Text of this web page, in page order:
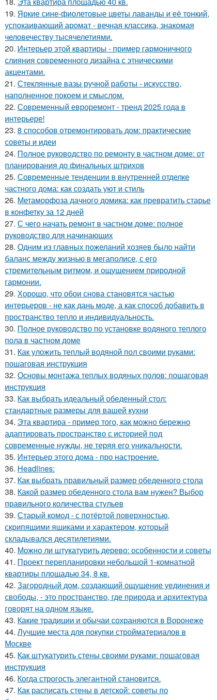
19. Яркие сине-фиолетовые цветы лаванды и её тонкий,
успокаивающий аромат - вечная классика, знакомая
человечеству тысячелетиями.
20. Интерьер этой квартиры - пример гармоничного
слияния современного дизайна с этническими
акцентами.
21. Стеклянные вазы ручной работы - искусство,
наполненное покоем и смыслом.
22. Современный евроремонт - тренд 2025 года в
интерьере!
23. 8 способов отремонтировать дом: практические
советы и идеи
24. Полное руководство по ремонту в частном доме: от
планирования до финальных штрихов
25. Современные тенденции в внутренней отделке
частного дома: как создать уют и стиль
26. Метаморфоза дачного домика: как превратить старье
в конфетку за 12 дней
27. С чего начать ремонт в частном доме: полное
руководство для начинающих
28. Одним из главных пожеланий хозяев было найти
баланс между жизнью в мегаполисе, с его
стремительным ритмом, и ощущением природной
гармонии.
29. Хорошо, что обои снова становятся частью
интерьеров - не как дань моде, а как способ добавить в
пространство тепло и индивидуальность.
30. Полное руководство по установке водяного теплого
пола в частном доме
31. Как уложить теплый водяной пол своими руками:
пошаговая инструкция
32. Основы монтажа теплых водяных полов: пошаговая
инструкция
33. Как выбрать идеальный обеденный стол:
стандартные размеры для вашей кухни
34. Эта квартира - пример того, как можно бережно
адаптировать пространство с историей под
современные нужды, не теряя его уникальности.
35. Интерьер этого дома - про настроение.
36. Headlines:
37. Как выбрать правильный размер обеденного стола
38. Какой размер обеденного стола вам нужен? Выбор
правильного количества стульев
39. Старый комод - с потёртой поверхностью,
скрипящими ящиками и характером, который
складывался десятилетиями.
40. Можно ли штукатурить дерево: особенности и советы
41. Проект перепланировки небольшой 1-комнатной
квартиры площадью 34, 8 кв.
42. Загородный дом, создающий ощущение уединения и
свободы, - это пространство, где природа и архитектура
говорят на одном языке.
43. Какие традиции и обычаи сохраняются в Воронеже
44. Лучшие места для покупки стройматериалов в
Москве
45. Как штукатурить стены своими руками: пошаговая
инструкция
46. Когда строгость элегантной становится.
47. Как расписать стены в детской: советы по